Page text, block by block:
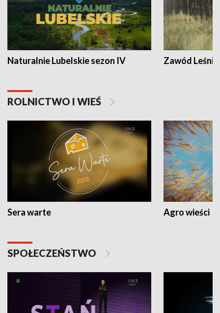
Naturalnie Lubelskie sezon IV Zawód Leśnik
ROLNICTWO I WIEŚ
Sera warte Agro wieści
SPOŁECZEŃSTWO